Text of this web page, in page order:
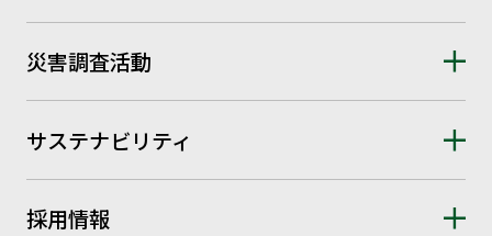
災害調査活動
サステナビリティ
採用情報